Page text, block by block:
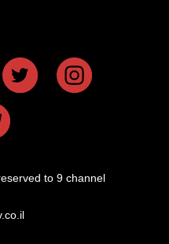
to 9 channel